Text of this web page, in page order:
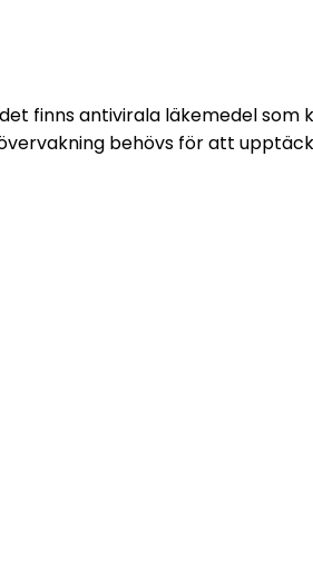
finns antivirala läkemedel
behövs för att